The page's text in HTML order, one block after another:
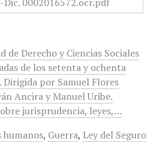
de Derecho y Ciencias Sociales
de los setenta y ochenta
por Samuel Flores
Ancira y Manuel Uribe.
jurisprudencia, leyes,…
humanos, Guerra, Ley del Seguro